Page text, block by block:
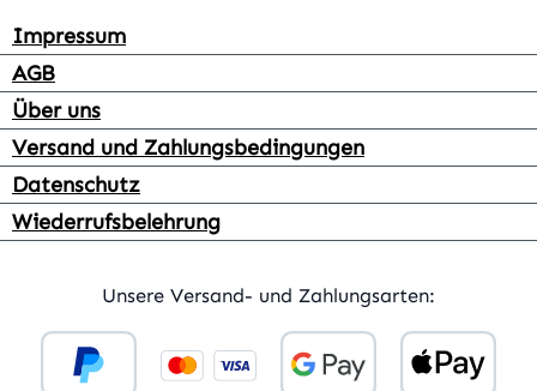
Impressum
AGB
Über uns
Versand und Zahlungsbedingungen
Datenschutz
Wiederrufsbelehrung
Unsere Versand- und Zahlungsarten: